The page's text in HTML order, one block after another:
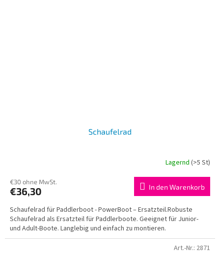
Schaufelrad
Lagernd (>5 St)
€30 ohne MwSt.
€36,30 In den Warenkorb
Schaufelrad für Paddlerboot - PowerBoot – Ersatzteil.Robuste
Schaufelrad als Ersatzteil für Paddlerboote. Geeignet für Junior-
und Adult-Boote. Langlebig und einfach zu montieren.
Art.-Nr.: 2871